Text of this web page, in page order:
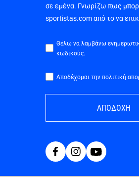
σε εμένα. Γνωρίζω πως
sportistas.com από το να
Θέλω να λαμβάνω
κωδικούς.
Αποδέχομαι την πολιτική
ΑΠΟΔΟΧΗ